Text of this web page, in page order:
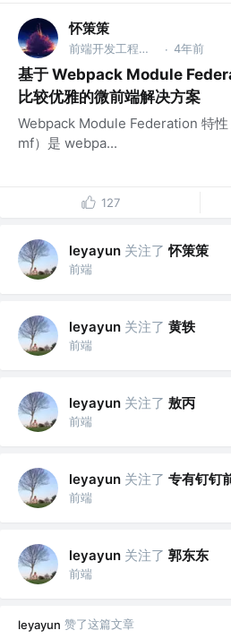
怀策策
前端开发工程师 @蚂蚁集团 | 字节跳动 · 4年前
基于 Webpack Module
比较优雅的微前端解决方案
Webpack Module Federation 特性
mf）是 webpa...
127
leyayun 关注了 怀策策
前端
leyayun 关注了 黄轶
前端
leyayun 关注了 敖丙
前端
leyayun 关注了 专有钉钉
前端
leyayun 关注了 郭东东
前端
leyayun 赞了这篇文章